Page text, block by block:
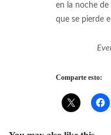
en la noche
que se pierde
Comparte esto: